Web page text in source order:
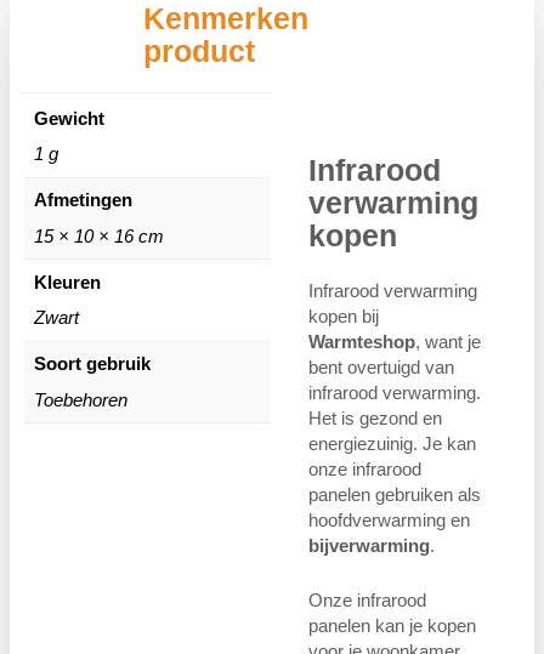
Kenmerken
product
Gewicht
1 g
Afmetingen
15 × 10 × 16 cm
Kleuren
Zwart
Soort gebruik
Toebehoren
Infrarood
verwarming
kopen
Infrarood verwarming
kopen bij
Warmteshop, want je
bent overtuigd van
infrarood verwarming.
Het is gezond en
energiezuinig. Je kan
onze infrarood
panelen gebruiken als
hoofdverwarming en
bijverwarming.
Onze infrarood
panelen kan je kopen